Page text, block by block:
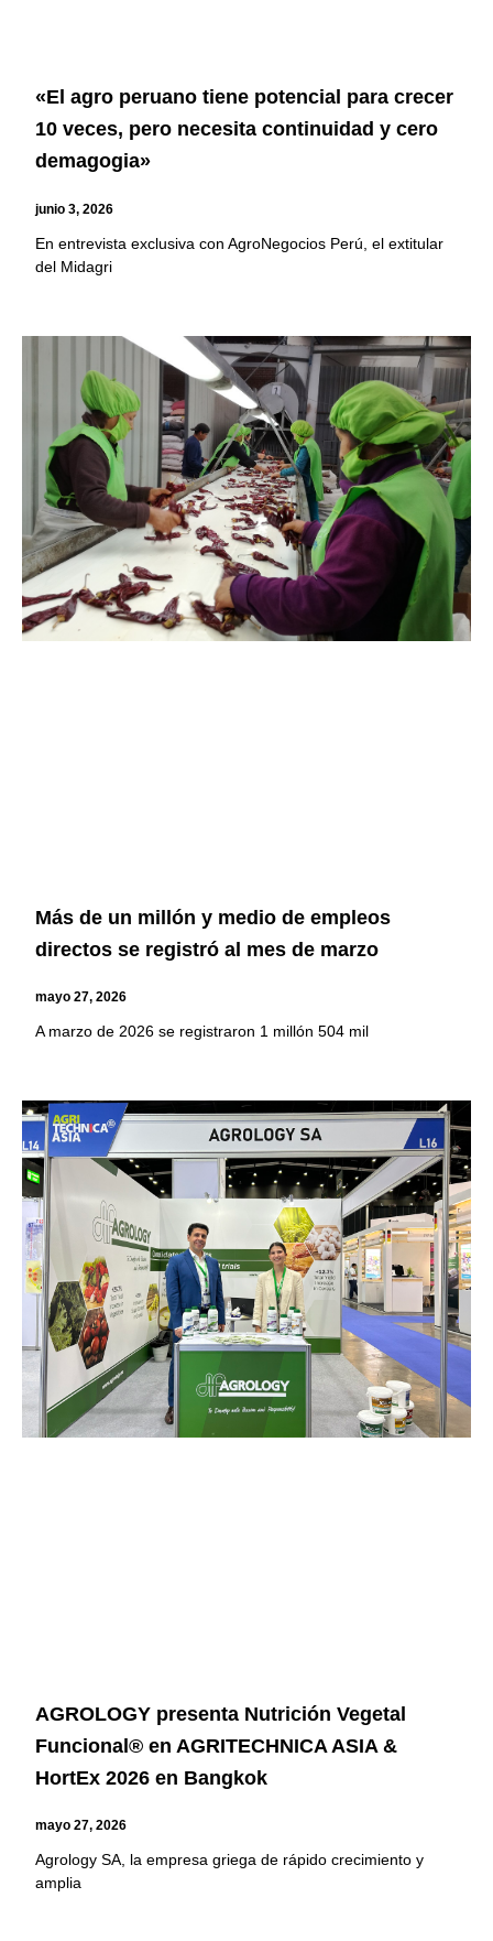
«El agro peruano tiene potencial para crecer
10 veces, pero necesita continuidad y cero
demagogia»
junio 3, 2026
En entrevista exclusiva con AgroNegocios Perú, el extitular
del Midagri
Más de un millón y medio de empleos
directos se registró al mes de marzo
mayo 27, 2026
A marzo de 2026 se registraron 1 millón 504 mil
AGROLOGY presenta Nutrición Vegetal
Funcional® en AGRITECHNICA ASIA &
HortEx 2026 en Bangkok
mayo 27, 2026
Agrology SA, la empresa griega de rápido crecimiento y
amplia